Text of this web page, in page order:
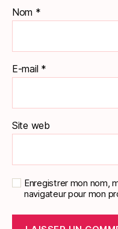
Nom *
E-mail *
Site web
Enregistrer mon nom,
navigateur pour mon